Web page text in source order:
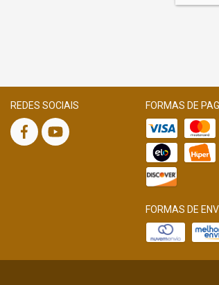
REDES SOCIAIS FORMAS DE
FORMAS DE